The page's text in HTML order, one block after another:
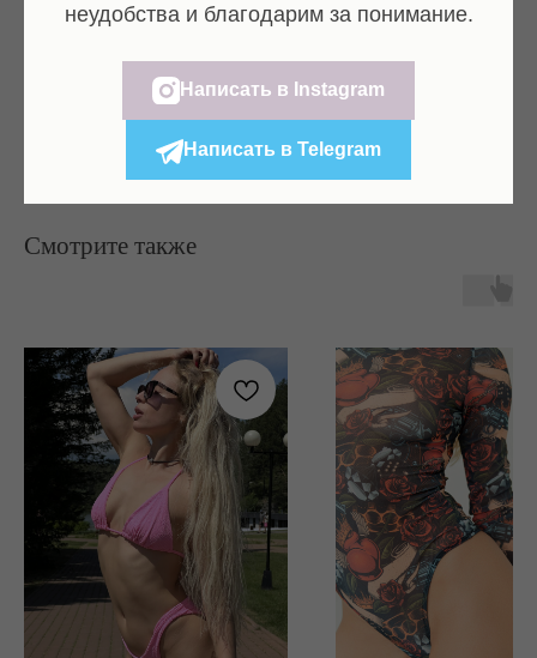
неудобства и благодарим за понимание.
Написать в Instagram
Написать в Telegram
Смотрите также